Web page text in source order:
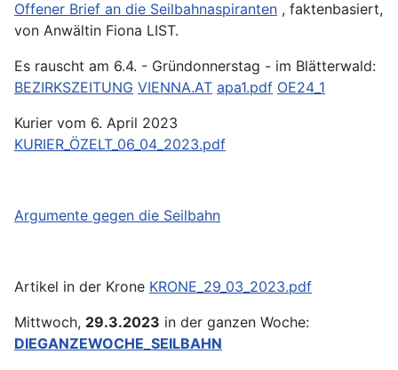
Offener Brief an die Seilbahnaspiranten , faktenbasiert,
von Anwältin Fiona LIST.
Es rauscht am 6.4. - Gründonnerstag - im Blätterwald:
BEZIRKSZEITUNG VIENNA.AT apa1.pdf OE24_1
Kurier vom 6. April 2023
KURIER_ÖZELT_06_04_2023.pdf
Argumente gegen die Seilbahn
Artikel in der Krone KRONE_29_03_2023.pdf
Mittwoch, 29.3.2023 in der ganzen Woche:
DIEGANZEWOCHE_SEILBAHN